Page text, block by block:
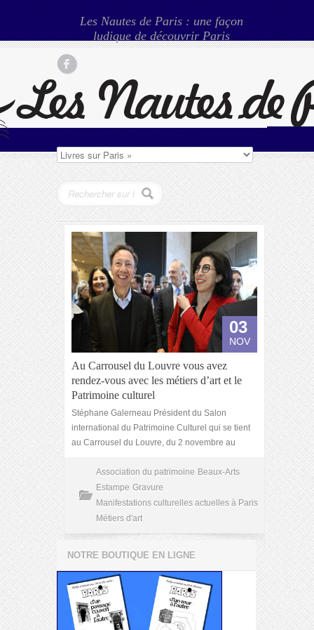
Les Nautes de Paris : une façon
ludique de découvrir Paris
03
NOV
Au Carrousel du Louvre vous avez
rendez-vous avec les métiers d’art et le
Patrimoine culturel
Stéphane Galerneau Président du Salon
international du Patrimoine Culturel qui se tient
au Carrousel du Louvre, du 2 novembre au
Association du patrimoine Beaux-Arts
Estampe Gravure
Manifestations culturelles actuelles à Paris
Métiers d'art
NOTRE BOUTIQUE EN LIGNE